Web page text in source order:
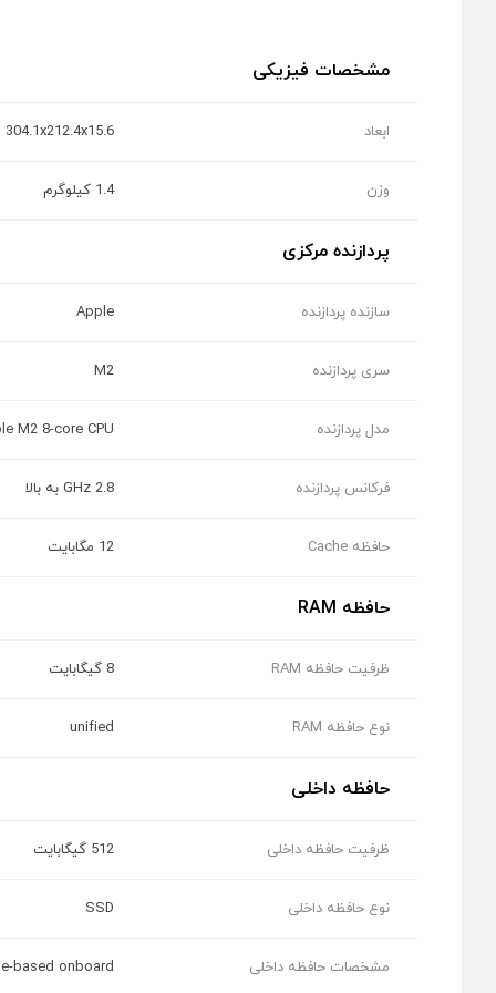
مشخصات فیزیکی
ابعاد 304.1x212.4x15.6 میلی‌متر
وزن 1.4 کیلوگرم
پردازنده مرکزی
سازنده پردازنده Apple
سری پردازنده M2
مدل پردازنده M2 8-core CPU
فرکانس پردازنده 2.8 GHz به بالا
حافظه Cache 12 مگابایت
حافظه RAM
ظرفیت حافظه RAM 8 گیگابایت
نوع حافظه RAM unified
حافظه داخلی
ظرفیت حافظه داخلی 512 گیگابایت
نوع حافظه داخلی SSD
مشخصات حافظه داخلی based onboard